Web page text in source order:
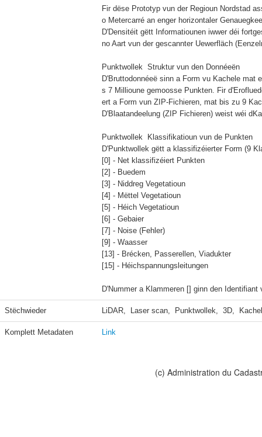
Fir dëse Prototyp vun der Regioun Nordstad
o Metercarré an enger horizontaler
D'Densitéit gëtt Informatiounen iwwer déi
no Aart vun der gescannter Uewerfläch
Punktwollek  Struktur vun den Donnéeën
D'Bruttodonnéeë sinn a Form vu Kachele mat
s 7 Millioune gemoosse Punkten. Fir
ert a Form vun ZIP-Fichieren, mat bis zu 9
D'Blaatandeelung (ZIP Fichieren) weist wéi
Punktwollek  Klassifikatioun vun de Punkten
D'Punktwollek gëtt a klassifizéierter Form (9
[0] - Net klassifizéiert Punkten
[2] - Buedem
[3] - Niddreg Vegetatioun
[4] - Mëttel Vegetatioun
[5] - Héich Vegetatioun
[6] - Gebaier
[7] - Noise (Fehler)
[9] - Waasser
[13] - Brécken, Passerellen, Viadukter
[15] - Héichspannungsleitungen
D'Nummer a Klammeren [] ginn den Identifiant
Stëchwieder LiDAR,  Laser scan,  Punktwollek,  3D,
Komplett Metadaten Link
(c) Administration du